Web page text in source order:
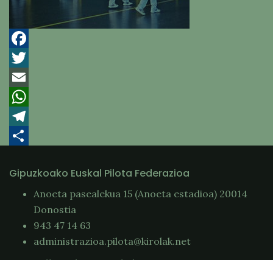
Facebook
Twitter
Email
WhatsApp
Telegram
Gipuzkoako Euskal Pilota Federazioa
Anoeta pasealekua 15 (Anoeta estadioa) 20014
Donostia
943 47 14 63
administrazioa.pilota@kirolak.net